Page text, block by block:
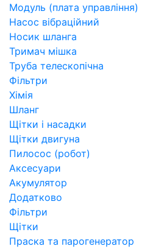
Модуль (плата управління)
Насос вібраційний
Носик шланга
Тримач мішка
Труба телескопічна
Фільтри
Хімія
Шланг
Щітки і насадки
Щітки двигуна
Пилосос (робот)
Аксесуари
Акумулятор
Додатково
Фільтри
Щітки
Праска та парогенератор